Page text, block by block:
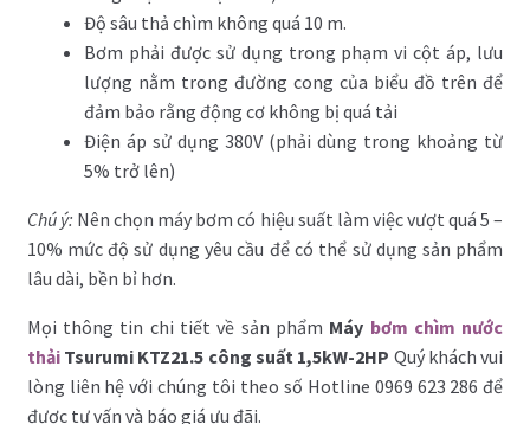
Độ sâu thả chìm không quá 10 m.
Bơm phải được sử dụng trong phạm vi cột áp, lưu
lượng nằm trong đường cong của biểu đồ trên để
đảm bảo rằng động cơ không bị quá tải
Điện áp sử dụng 380V (phải dùng trong khoảng từ
5% trở lên)
Chú ý: Nên chọn máy bơm có hiệu suất làm việc vượt quá 5 –
10% mức độ sử dụng yêu cầu để có thể sử dụng sản phẩm
lâu dài, bền bỉ hơn.
Mọi thông tin chi tiết về sản phẩm Máy bơm chìm nước
thảiTsurumi KTZ21.5 công suất 1,5kW-2HP Quý khách vui
lòng liên hệ với chúng tôi theo số Hotline 0969 623 286 để
được tư vấn và báo giá ưu đãi.